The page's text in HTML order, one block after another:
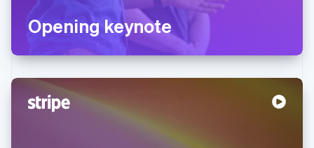
Opening keynote